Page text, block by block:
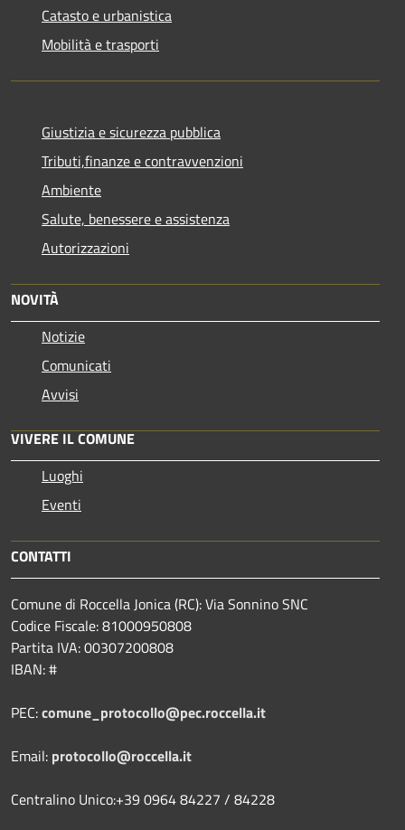
Catasto e urbanistica
Mobilità e trasporti
Giustizia e sicurezza pubblica
Tributi,finanze e contravvenzioni
Ambiente
Salute, benessere e assistenza
Autorizzazioni
NOVITÀ
Notizie
Comunicati
Avvisi
VIVERE IL COMUNE
Luoghi
Eventi
CONTATTI
Comune di Roccella Jonica (RC): Via Sonnino SNC
Codice Fiscale: 81000950808
Partita IVA: 00307200808
IBAN: #
PEC:comune_protocollo@pec.roccella.it
Email: protocollo@roccella.it
Centralino Unico:+39 0964 84227 / 84228